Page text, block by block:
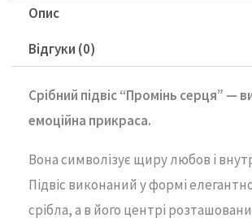
Опис
Відгуки (0)
Срібний підвіс “Промінь серця” —
емоційна прикраса.
Вона символізує щиру любов і
Підвіс виконаний у формі
срібла, а в його центрі